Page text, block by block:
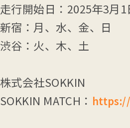
走行開始日：2025年3月1
新宿：月、水、金、日
渋谷：火、木、土
株式会社SOKKIN
SOKKIN MATCH：